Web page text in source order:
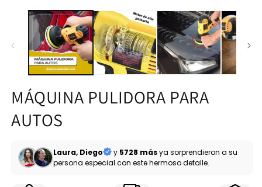
MÁQUINA PULIDORA PARA
AUTOS
Laura, Diego y 5728 másya sorprendieron a su
persona especial con este hermoso detalle.